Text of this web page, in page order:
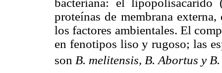
bacteriana: el
proteínas de membrana
los factores ambientales. El
en fenotipos liso y rugoso; las
son B. melitensis, B. Abortus y